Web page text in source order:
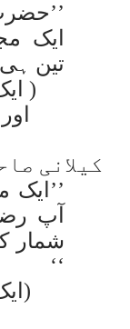
ایک
تین ہی
(
کیلانی
آپ
شمار
‘‘